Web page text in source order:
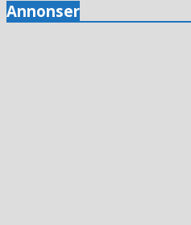
Annonser